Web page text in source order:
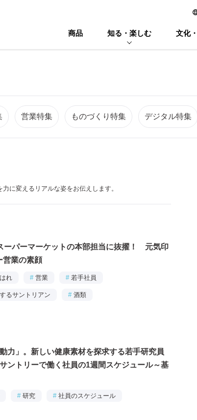
商品 知る・楽しむ 文化
営業特集 ものづくり特集 デジタル特集
に変えるリアルな姿をお伝えします。
ーパーマーケットの本部担当に抜擢！ 元気印
営業の素顔
れ # 営業 # 若手社員
るサントリアン # 酒類
動力」。新しい健康素材を探求する若手研究員
ントリーで働く社員の1週間スケジュール～基
# 研究 # 社員のスケジュール